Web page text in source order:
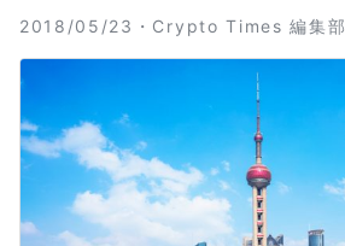
2018/05/23・ Crypto Times 編集部